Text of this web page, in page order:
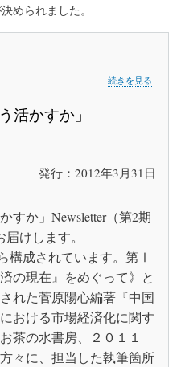
められました。
第
続きを見る
活かすか」
発行：2012年3月31日
すか」Newsletter（第2期
けします。
構成されています。第Ⅰ
の現在』をめぐって》と
れた菅原陽心編著『中国
おける市場経済化に関す
茶の水書房、２０１１
々に、担当した執筆箇所